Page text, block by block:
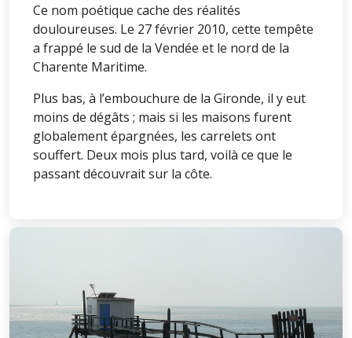
Ce nom poétique cache des réalités
douloureuses. Le 27 février 2010, cette tempête
a frappé le sud de la Vendée et le nord de la
Charente Maritime.
Plus bas, à l’embouchure de la Gironde, il y eut
moins de dégâts ; mais si les maisons furent
globalement épargnées, les carrelets ont
souffert. Deux mois plus tard, voilà ce que le
passant découvrait sur la côte.